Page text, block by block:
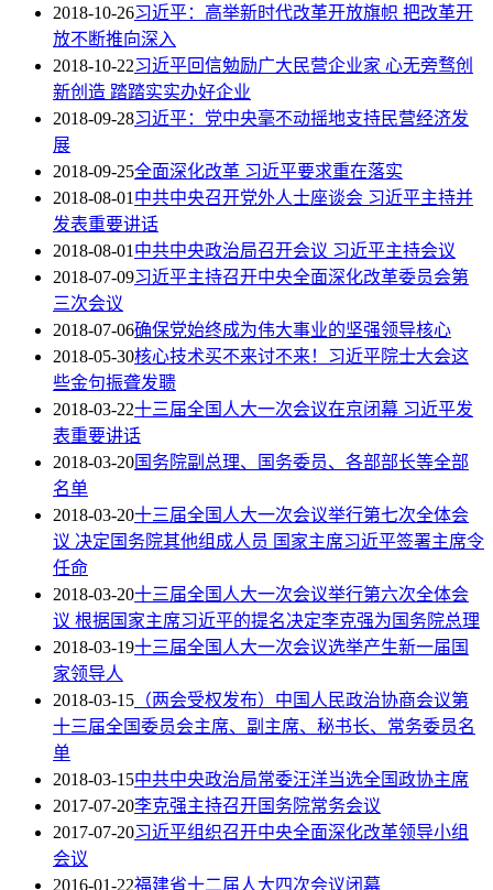
2018-10-26习近平：高举新时代改革开放旗帜 把改革开
放不断推向深入
2018-10-22习近平回信勉励广大民营企业家 心无旁骛创
新创造 踏踏实实办好企业
2018-09-28习近平：党中央毫不动摇地支持民营经济发
展
2018-09-25全面深化改革 习近平要求重在落实
2018-08-01中共中央召开党外人士座谈会 习近平主持并
发表重要讲话
2018-08-01中共中央政治局召开会议 习近平主持会议
2018-07-09习近平主持召开中央全面深化改革委员会第
三次会议
2018-07-06确保党始终成为伟大事业的坚强领导核心
2018-05-30核心技术买不来讨不来！习近平院士大会这
些金句振聋发聩
2018-03-22十三届全国人大一次会议在京闭幕 习近平发
表重要讲话
2018-03-20国务院副总理、国务委员、各部部长等全部
名单
2018-03-20十三届全国人大一次会议举行第七次全体会
议 决定国务院其他组成人员 国家主席习近平签署主席令
任命
2018-03-20十三届全国人大一次会议举行第六次全体会
议 根据国家主席习近平的提名决定李克强为国务院总理
2018-03-19十三届全国人大一次会议选举产生新一届国
家领导人
2018-03-15 （两会受权发布）中国人民政治协商会议第
十三届全国委员会主席、副主席、秘书长、常务委员名
单
2018-03-15中共中央政治局常委汪洋当选全国政协主席
2017-07-20李克强主持召开国务院常务会议
2017-07-20习近平组织召开中央全面深化改革领导小组
会议
2016-01-22福建省十二届人大四次会议闭幕